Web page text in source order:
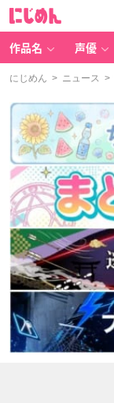
作品名 声優
にじめん > ニュース >